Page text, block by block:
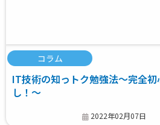
コラム
IT技術の知っトク勉強法～完全
し！～
2022年02月07日